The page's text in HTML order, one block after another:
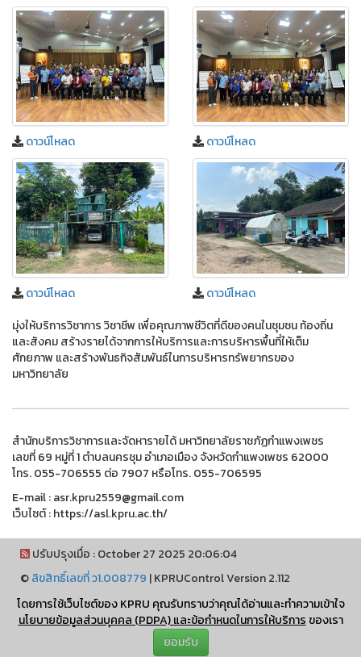
ดาวน์โหลด ดาวน์โหลด
ดาวน์โหลด ดาวน์โหลด
โดยการใช้เว็บไซต์ของ KPRU คุณรับทราบว่าคุณได้อ่านและทำความเข้าใจ
นโยบายข้อมูลส่วนบุคคล (PDPA) และข้อกำหนดในการให้บริการ ของเรา
ยอมรับ
มุ่งให้บริการวิชาการ วิชาชีพ เพื่อคุณภาพชีวิตที่ดีของคนในชุมชน ท้องถิ่น
และสังคม สร้างรายได้จากการให้บริการและการบริหารพื้นที่ให้เต็ม
ศักยภาพ และสร้างพันธกิจสัมพันธ์ในการบริหารทรัพยากรของ
มหาวิทยาลัย
สำนักบริการวิชาการและจัดหารายได้ มหาวิทยาลัยราชภัฏกำแพงเพชร
เลขที่ 69 หมู่ที่ 1 ตำบลนครชุม อำเภอเมือง จังหวัดกำแพงเพชร 62000
โทร. 055-706555 ต่อ 7907 หรือโทร. 055-706595
E-mail : asr.kpru2559@gmail.com
เว็บไซต์ : https://asl.kpru.ac.th/
ปรับปรุงเมื่อ : October 27 2025 20:06:04
©ลิขสิทธิ์เลขที่ ว1.008779 |KPRUControl Version 2.112
ผู้เข้าชมทั้งหมด 2,100,703